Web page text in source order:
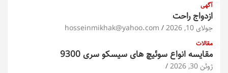
آگهی
ازدواج راحت
جولای 10, 2026 hosseinmikhak@yahoo.com
مقالات
مقایسه انواع سوئیچ های سیسکو سری 9300
ژوئن 30, 2026